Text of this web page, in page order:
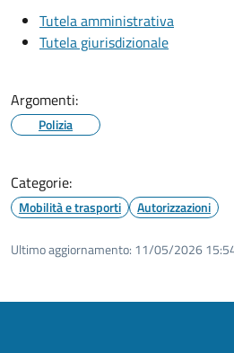
Tutela amministrativa
Tutela giurisdizionale
Argomenti:
Polizia
Categorie:
Mobilità e trasporti Autorizzazioni
Ultimo aggiornamento: 11/05/2026